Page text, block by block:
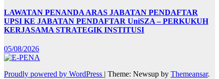
LAWATAN PENANDA ARAS JABATAN PENDAFTAR
UPSI KE JABATAN PENDAFTAR UniSZA – PERKUKUH
KERJASAMA STRATEGIK INSTITUSI
05/08/2026
Proudly powered by WordPress | Theme: Newsup by Themeansar.